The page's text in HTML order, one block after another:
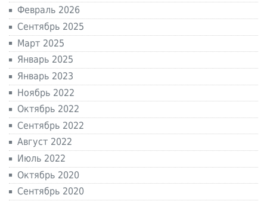
Февраль 2026
Сентябрь 2025
Март 2025
Январь 2025
Январь 2023
Ноябрь 2022
Октябрь 2022
Сентябрь 2022
Август 2022
Июль 2022
Октябрь 2020
Сентябрь 2020